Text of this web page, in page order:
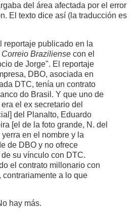
del área afectada por el error
El texto dice así (la traducción es
reportaje publicado en la
Correio Braziliense con el
de Jorge". El reportaje
DBO, asociada en
DTC, tenía un contrato
do Brasil. Y que uno de
el ex secretario del
del Planalto, Eduardo
[el de la foto grande, N. del
en el nombre y la
de DBO y no ofrece
su vínculo con DTC.
el contrato millonario con
a lo que
hay más.